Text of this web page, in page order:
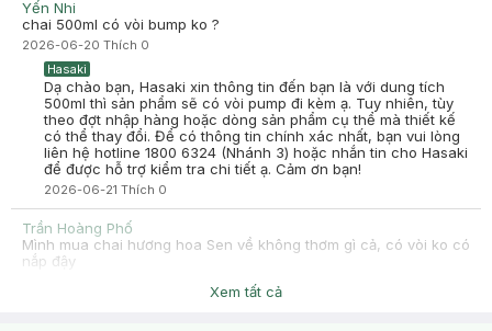
2025-05-15
Mùi Hoa Sen thơm sang, mùi Thanh Long thơm ngọt. Tắm xong
da sạch ẩm mịn thơm.
Hasaki
Hasaki xin chào! Hasaki cảm ơn Nhi đã dành thời gian đánh
giá. Sự hài lòng của khách hàng là động lực to lớn để Hasaki
ngày càng phát triển hơn nữa về chất lượng dịch vụ. Cảm ơn
bạn đã tin tưởng và mua sắm tại Hasaki!
Yến Nhi
chai 500ml có vòi bump ko ?
2026-06-20 Thích 0
Hasaki
Dạ chào bạn, Hasaki xin thông tin đến bạn là với dung tích
500ml thì sản phẩm sẽ có vòi pump đi kèm ạ. Tuy nhiên, tùy
theo đợt nhập hàng hoặc dòng sản phẩm cụ thể mà thiết kế
có thể thay đổi. Để có thông tin chính xác nhất, bạn vui lòng
liên hệ hotline 1800 6324 (Nhánh 3) hoặc nhắn tin cho Hasaki
để được hỗ trợ kiểm tra chi tiết ạ. Cảm ơn bạn!
2026-06-21 Thích 0
Trần Hoàng Phố
Mình mua chai hương hoa Sen về không thơm gì cả, có vòi ko có
nắp đậy
Xem tất cả